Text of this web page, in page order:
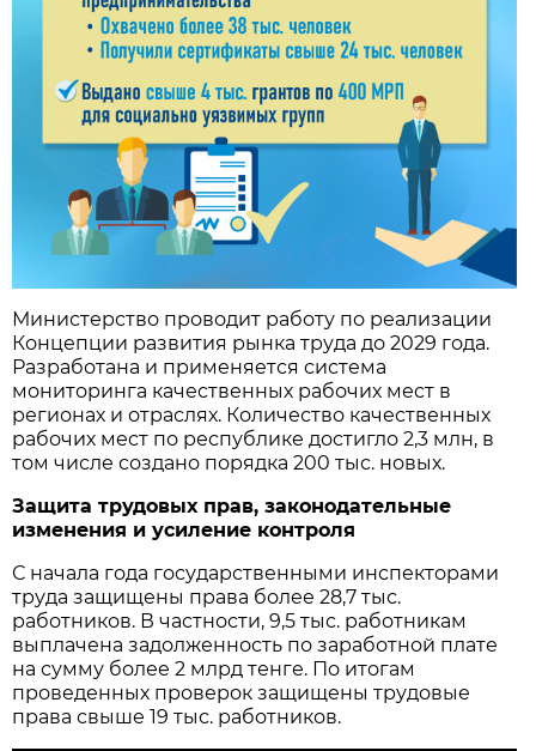
Министерство проводит работу по реализации
Концепции развития рынка труда до 2029 года.
Разработана и применяется система
мониторинга качественных рабочих мест в
регионах и отраслях. Количество качественных
рабочих мест по республике достигло 2,3 млн, в
том числе создано порядка 200 тыс. новых.
Защита трудовых прав, законодательные
изменения и усиление контроля
С начала года государственными инспекторами
труда защищены права более 28,7 тыс.
работников. В частности, 9,5 тыс. работникам
выплачена задолженность по заработной плате
на сумму более 2 млрд тенге. По итогам
проведенных проверок защищены трудовые
права свыше 19 тыс. работников.